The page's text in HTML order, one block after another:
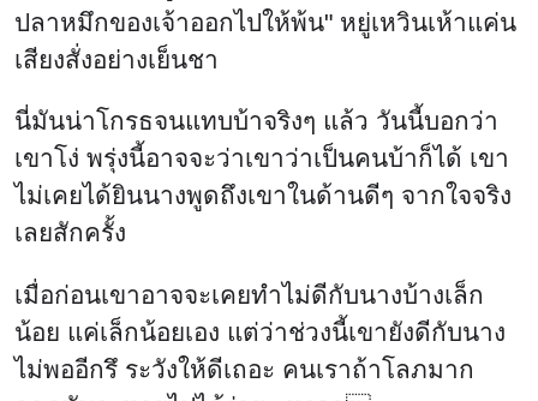
ปลาหมึกของเจ้าออกไปให้พ้น" หยู่เหวินเห้าแค่น
เสียงสั่งอย่างเย็นชา
นี่มันน่าโกรธจนแทบบ้าจริงๆ แล้ว วันนี้บอกว่า
เขาโง่ พรุ่งนี้อาจจะว่าเขาว่าเป็นคนบ้าก็ได้ เขา
ไม่เคยได้ยินนางพูดถึงเขาในด้านดีๆ จากใจจริง
เลยสักครั้ง
เมื่อก่อนเขาอาจจะเคยทำไม่ดีกับนางบ้างเล็ก
น้อย แค่เล็กน้อยเอง แต่ว่าช่วงนี้เขายังดีกับนาง
ไม่พออีกรึ ระวังให้ดีเถอะ คนเราถ้าโลภมาก